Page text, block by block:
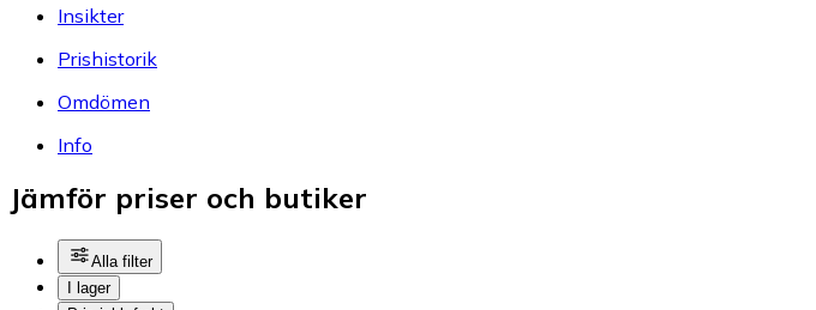
Insikter
Prishistorik
Omdömen
Info
Jämför priser och butiker
Alla filter
I lager